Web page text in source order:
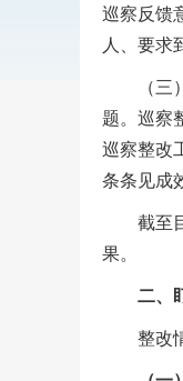
巡察反馈
人、要求
（三）
题。巡察
巡察整改
条条见成
截至目
果。
二、
整改情